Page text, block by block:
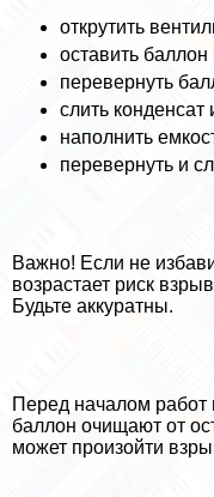
открутить
оставить баллон
перевернуть
слить конденсат
наполнить
перевернуть и
Важно! Если не
возрастает риск
Будьте аккуратны.
Перед началом работ
баллон очищают от
может произойти